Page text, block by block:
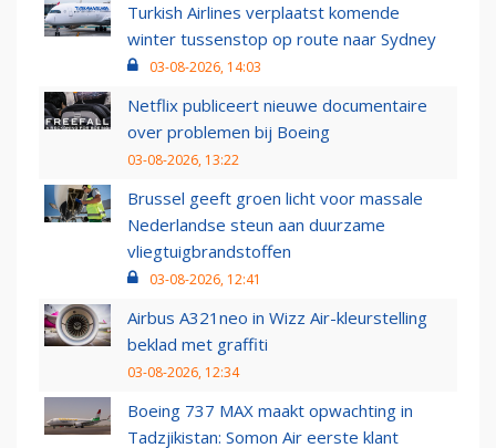
Turkish Airlines verplaatst komende
winter tussenstop op route naar Sydney
03-08-2026, 14:03
Netflix publiceert nieuwe documentaire
over problemen bij Boeing
03-08-2026, 13:22
Brussel geeft groen licht voor massale
Nederlandse steun aan duurzame
vliegtuigbrandstoffen
03-08-2026, 12:41
Airbus A321neo in Wizz Air-kleurstelling
beklad met graffiti
03-08-2026, 12:34
Boeing 737 MAX maakt opwachting in
Tadzjikistan: Somon Air eerste klant